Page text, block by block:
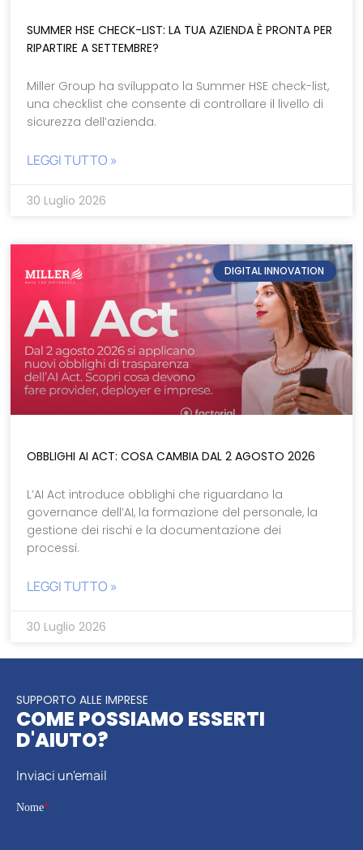
SUMMER HSE CHECK-LIST: LA TUA AZIENDA È PRONTA PER
RIPARTIRE A SETTEMBRE?
Miller Group ha sviluppato la Summer HSE check-list,
una checklist che consente di controllare il livello di
sicurezza dell’azienda.
LEGGI TUTTO »
30 Luglio 2026
DIGITAL INNOVATION
OBBLIGHI AI ACT: COSA CAMBIA DAL 2 AGOSTO 2026
L’AI Act introduce obblighi che riguardano la
governance dell’AI, la formazione del personale, la
gestione dei rischi e la documentazione dei
processi.
LEGGI TUTTO »
30 Luglio 2026
SUPPORTO ALLE IMPRESE
COME POSSIAMO ESSERTI
D'AIUTO?
Inviaci un'email